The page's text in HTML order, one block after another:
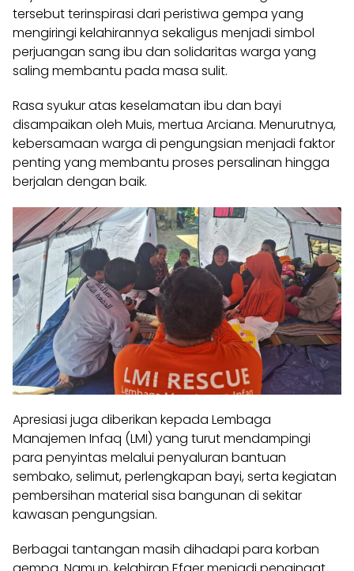
tersebut terinspirasi dari peristiwa gempa yang
mengiringi kelahirannya sekaligus menjadi simbol
perjuangan sang ibu dan solidaritas warga yang
saling membantu pada masa sulit.
Rasa syukur atas keselamatan ibu dan bayi
disampaikan oleh Muis, mertua Arciana. Menurutnya,
kebersamaan warga di pengungsian menjadi faktor
penting yang membantu proses persalinan hingga
berjalan dengan baik.
Apresiasi juga diberikan kepada Lembaga
Manajemen Infaq (LMI) yang turut mendampingi
para penyintas melalui penyaluran bantuan
sembako, selimut, perlengkapan bayi, serta kegiatan
pembersihan material sisa bangunan di sekitar
kawasan pengungsian.
Berbagai tantangan masih dihadapi para korban